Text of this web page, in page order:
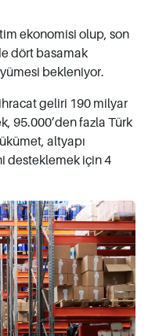
ekonomisi olup, son
dört basamak
bekleniyor.
geliri 190 milyar
95.000’den fazla Türk
altyapı
desteklemek için 4